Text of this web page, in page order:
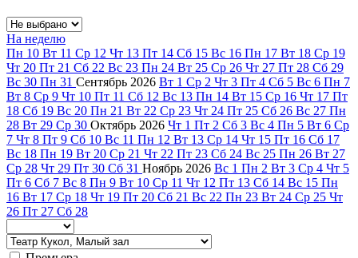
На неделю
Пн 10 Вт 11 Ср 12 Чт 13 Пт 14 Сб 15 Вс 16 Пн 17 Вт 18 Ср 19
Чт 20 Пт 21 Сб 22 Вс 23 Пн 24 Вт 25 Ср 26 Чт 27 Пт 28 Сб 29
Вс 30 Пн 31 Сентябрь 2026 Вт 1 Ср 2 Чт 3 Пт 4 Сб 5 Вс 6 Пн 7
Вт 8 Ср 9 Чт 10 Пт 11 Сб 12 Вс 13 Пн 14 Вт 15 Ср 16 Чт 17 Пт
18 Сб 19 Вс 20 Пн 21 Вт 22 Ср 23 Чт 24 Пт 25 Сб 26 Вс 27 Пн
28 Вт 29 Ср 30 Октябрь 2026 Чт 1 Пт 2 Сб 3 Вс 4 Пн 5 Вт 6 Ср
7 Чт 8 Пт 9 Сб 10 Вс 11 Пн 12 Вт 13 Ср 14 Чт 15 Пт 16 Сб 17
Вс 18 Пн 19 Вт 20 Ср 21 Чт 22 Пт 23 Сб 24 Вс 25 Пн 26 Вт 27
Ср 28 Чт 29 Пт 30 Сб 31 Ноябрь 2026 Вс 1 Пн 2 Вт 3 Ср 4 Чт 5
Пт 6 Сб 7 Вс 8 Пн 9 Вт 10 Ср 11 Чт 12 Пт 13 Сб 14 Вс 15 Пн
16 Вт 17 Ср 18 Чт 19 Пт 20 Сб 21 Вс 22 Пн 23 Вт 24 Ср 25 Чт
26 Пт 27 Сб 28